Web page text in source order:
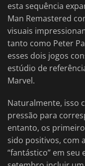
esta sequência
Man Remastered
visuais
tanto como Peter
esses dois jogos
estúdio de
Marvel.
Naturalmente, isso
pressão para
entanto, os
sido positivos, com
“fantástico” em seu